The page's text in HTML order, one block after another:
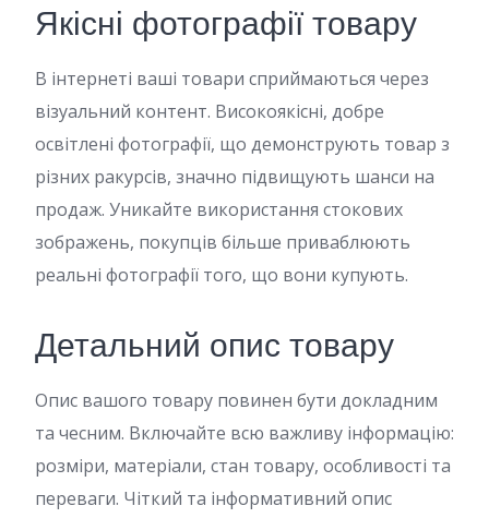
Якісні фотографії товару
В інтернеті ваші товари сприймаються через
візуальний контент. Високоякісні, добре
освітлені фотографії, що демонструють товар з
різних ракурсів, значно підвищують шанси на
продаж. Уникайте використання стокових
зображень, покупців більше приваблюють
реальні фотографії того, що вони купують.
Детальний опис товару
Опис вашого товару повинен бути докладним
та чесним. Включайте всю важливу інформацію:
розміри, матеріали, стан товару, особливості та
переваги. Чіткий та інформативний опис